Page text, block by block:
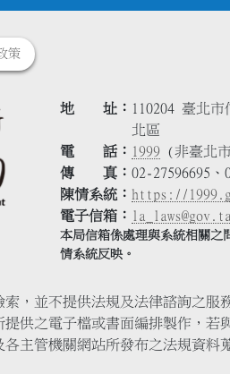
策
地 址
110204 臺北市
北區
電 話
1999 (非臺北市
傳 真
02-27596695、
陳情系統
https://
電子信箱
本局信箱係處理與系統相關之
情系統反映。
，並不提供法規及法律諮詢之服
供之電子檔或書面編排製作，若
主管機關網站所發布之法規資